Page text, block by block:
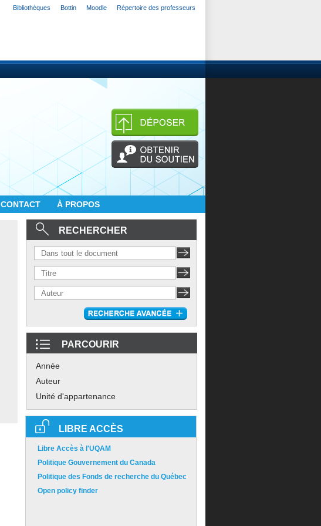
Bibliothèques Bottin Moodle Répertoire des professeurs
CONTACT À PROPOS
RECHERCHER
PARCOURIR
Année
Auteur
Unité d'appartenance
LIBRE ACCÈS
Libre Accès à l'UQAM
Politique Gouvernement du Canada
Politique des Fonds de recherche du Québec
Open policy finder